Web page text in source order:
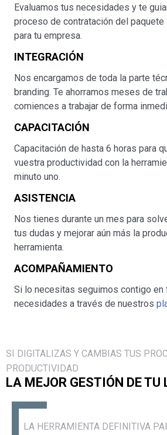
Evaluamos tus necesidades y te
proceso de contratación del paquete
para tu empresa.
INTEGRACIÓN
Nos encargamos de toda la parte
branding. Te ahorramos meses de
comiences a trabajar de forma
CAPACITACIÓN
Capacitación de hasta 6 horas para
vuestra productividad con la
minuto uno.
ASISTENCIA
Nos tienes durante un mes para
tus dudas y mejorar aún más la
herramienta.
ACOMPAÑAMIENTO
Si lo necesitas seguimos contigo en
necesidades a través de nuestros
SI DIGITALIZAS Y CAMBIAS TUS
PRODUCTIVIDAD
LA MEJOR GESTIÓN DE TU
LA HERRAMIENTA DEFINITIVA